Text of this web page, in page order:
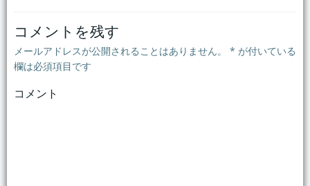
ビ
ゲ
ー
ビ
コメントを残す
メールアドレスが公開されることはありません。 * が付いている
欄は必須項目です
コメント